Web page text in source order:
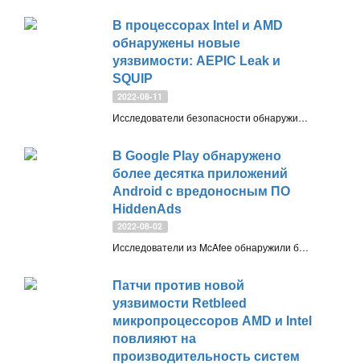
В процессорах Intel и AMD
обнаружены новые
уязвимости: AEPIC Leak и
SQUIP
2022-08-11
Исследователи безопасности обнаружили новые уязвимости AEPIC Leak и SQUIP в процессорах Intel и AMD, которые могут приводить к раскрытию информации
В Google Play обнаружено
более десятка приложений
Android с вредоносным ПО
HiddenAds
2022-08-02
Исследователи из McAfee обнаружили более десятка приложений с вредоносной рекламой, которые распространялись через магазин приложений Google Play
Патчи против новой
уязвимости Retbleed
микропроцессоров AMD и Intel
повлияют на
производительность систем